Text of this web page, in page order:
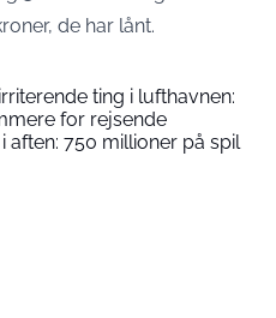
de har lånt.
ting i lufthavnen:
for rejsende
750 millioner på spil